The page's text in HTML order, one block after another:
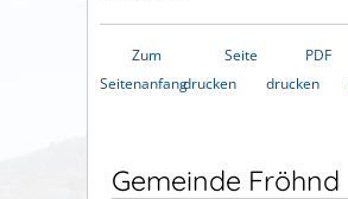
Zum
Seitenanfang
Seite
drucken
PDF
drucken
Gemeinde Fröhnd